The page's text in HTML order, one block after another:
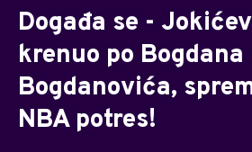
Događa se -
krenuo po Bogdana
Bogdanovića,
NBA potres!